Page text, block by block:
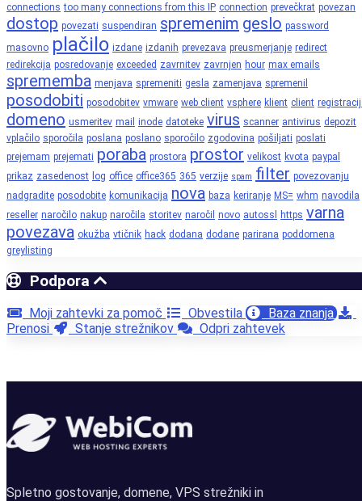
connections too many connections from this IP connection prevečkrat povezan
dostop povezati suspendiran spremenim geslo password
masovno plačilo izdane izdanih prevezava preusmerjanje redirect
redirekcija posredovanje exceeded zavrnitev zavrnjen hour max emails
sprememba menjava spremeniti gesla zamenjava spremenil
posodobiti posodobitev vmware web client vsphere klient client
domeno usmeritev mail inode datoteke virus scanner antivirus depozit
vplačilo sporočila poslana poslano sporočilo zgodovina pošiljati poslati
prejemam prejemati poraba prostora prostor velikost kvota paypal
prikaz zasedenost log office office365 365 verzije spam filter povezovanju
nadgradite posodobite komunikacija nova baza keriranje MS= whm navodila
reseller naročilo nakup naročila storitev naročil novo autossl https varna
povezava okužba vtičnik hack dodana dodane parirana poddomena
greylisting
Podpora
Moji zahtevki za pomoč Obvestila
Baza znanja
Prenosi
Stanje strežnikov Odpri zahtevek
Spletno gostovanje, domene, VPS strežniki in